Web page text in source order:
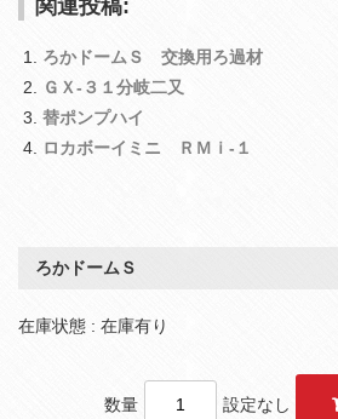
関連投稿:
ろかドームＳ 交換用ろ過材
ＧＸ‐３１分岐二又
替ポンプハイ
ロカボーイミニ ＲＭｉ‐１
ろかドームＳ
在庫状態 : 在庫有り
数量 設定なし